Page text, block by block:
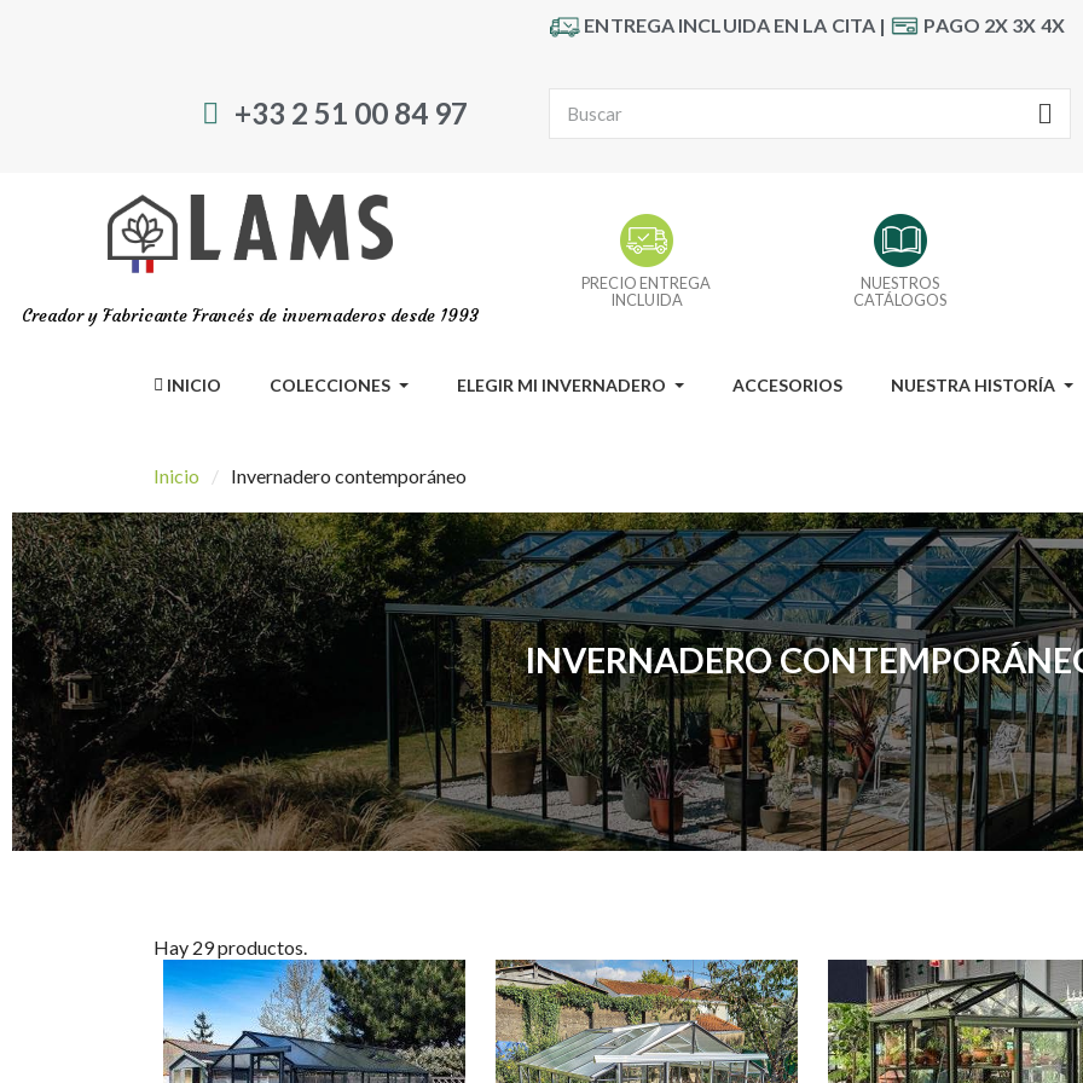
ENTREGA INCLUIDA EN LA CITA | PAGO 2X 3X 4X
+33 2 51 00 84 97
Creador y Fabricante Francés de invernaderos desde 1993
PRECIO ENTREGA
INCLUIDA
NUESTROS
CATÁLOGOS
INICIO COLECCIONES ELEGIR MI INVERNADERO ACCESORIOS NUESTRA HISTORÍA
Inicio Invernadero contemporáneo
INVERNADERO
Hay 29 productos.